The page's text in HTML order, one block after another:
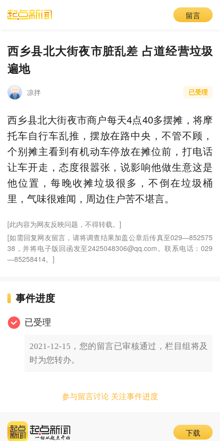
留言
西乡县北大街夜市脏乱差 占道经营垃圾
遍地
凉拌 已受理
西乡县北大街夜市商户每天4点40多摆摊，将摩
托车自行车乱推，摆放在路中央，不管不顾，
个别摊主看到有机动车停放在摊位前，打电话
让车开走，态度很嚣张，说影响他做生意这是
他位置，每晚收摊垃圾很多，不倒在垃圾桶
里，气味很难闻，周边住户苦不堪言。
[此内容为网友反映问题，不得转载。]
[如需回复网友留言，请将调查结果加盖公章后传真至029—852575
38，并将电子版回函发至2425048306@qq.com。联系电话：029
—85258414。]
事件进度
已受理
2021-12-15，您的留言已审核通过，栏目组将及
时为您转办。
参与留言讨论 关注事件进度
下载